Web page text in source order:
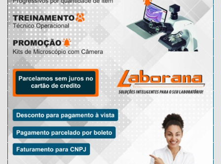
Micrótomo Manual
Microscópio Lupa
Microscópio Motic
Lâminas Preparadas
Micrótomo Rotativo
Microscópio Óptico
Microscópio Digital
Microscópio Escolar
Micrótomo Automático